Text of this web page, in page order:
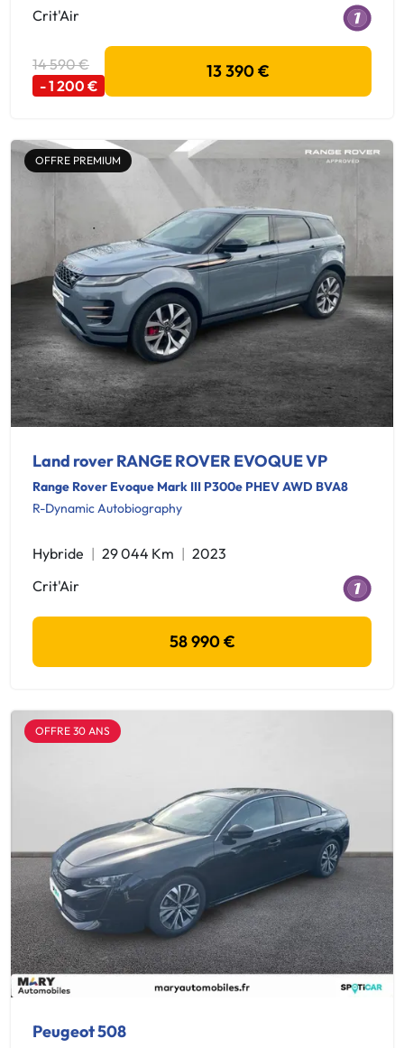
Crit'Air
14 590 €
- 1 200 €
13 390 €
OFFRE PREMIUM
Land rover RANGE ROVER EVOQUE VP
Range Rover Evoque Mark III P300e PHEV AWD BVA8
R-Dynamic Autobiography
Hybride 29 044 Km
2023
Crit'Air
58 990 €
OFFRE 30 ANS
Peugeot 508